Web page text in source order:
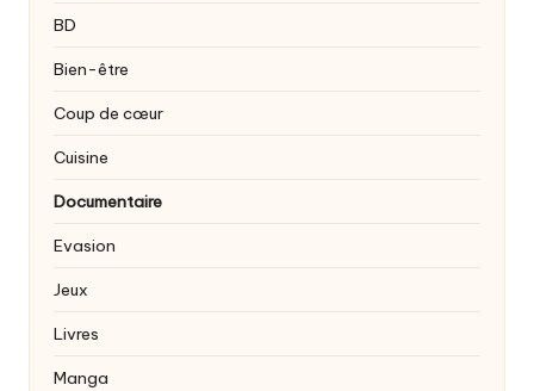
BD
Bien-être
Coup de cœur
Cuisine
Documentaire
Evasion
Jeux
Livres
Manga